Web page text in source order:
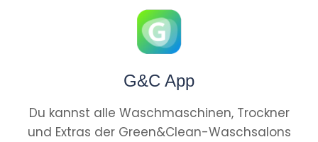
G&C App
Du kannst alle Waschmaschinen, Trockner
und Extras der Green&Clean-Waschsalons